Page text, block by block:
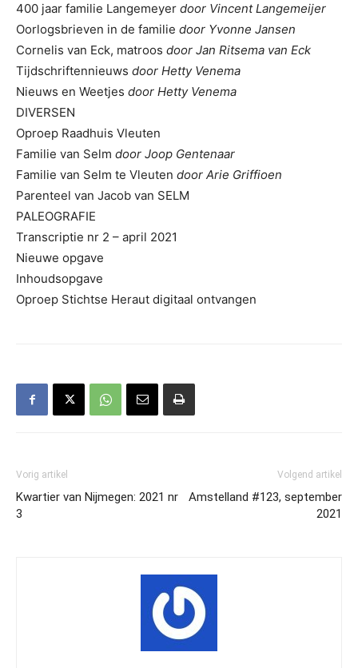
400 jaar familie Langemeyer door Vincent Langemeijer
Oorlogsbrieven in de familie door Yvonne Jansen
Cornelis van Eck, matroos door Jan Ritsema van Eck
Tijdschriftennieuws door Hetty Venema
Nieuws en Weetjes door Hetty Venema
DIVERSEN
Oproep Raadhuis Vleuten
Familie van Selm door Joop Gentenaar
Familie van Selm te Vleuten door Arie Griffioen
Parenteel van Jacob van SELM
PALEOGRAFIE
Transcriptie nr 2 – april 2021
Nieuwe opgave
Inhoudsopgave
Oproep Stichtse Heraut digitaal ontvangen
Vorig artikel
Kwartier van Nijmegen: 2021 nr
3
Volgend artikel
Amstelland #123, september
2021